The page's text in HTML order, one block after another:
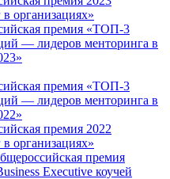
организациях»
премия «ТОП-3
— лидеров менторинга в
премия «ТОП-3
— лидеров менторинга в
премия 2022
организациях»
премия
Executive коучей